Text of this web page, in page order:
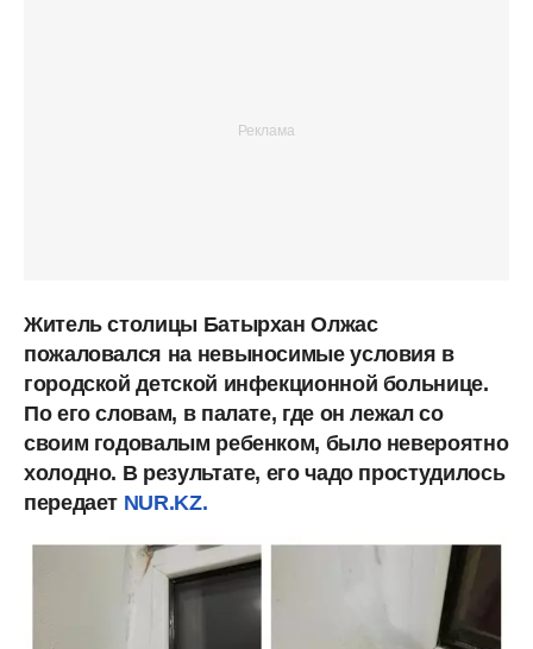
Житель столицы Батырхан Олжас
пожаловался на невыносимые условия в
городской детской инфекционной больнице.
По его словам, в палате, где он лежал со
своим годовалым ребенком, было невероятно
холодно. В результате, его чадо простудилось
передает NUR.KZ.